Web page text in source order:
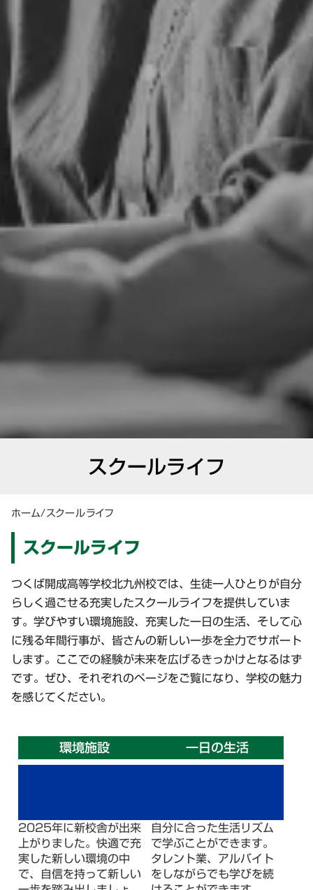
スクールライフ
ホーム/スクールライフ
スクールライフ
つくば開成高等学校北九州校では、生徒一人ひとりが自分
らしく過ごせる充実したスクールライフを提供していま
す。学びやすい環境施設、充実した一日の生活、そして心
に残る年間行事が、皆さんの新しい一歩を全力でサポート
します。ここでの経験が未来を広げるきっかけとなるはず
です。ぜひ、それぞれのページをご覧になり、学校の魅力
を感じてください。
環境施設
2025年に新校舎が出来
上がりました。快適で充
実した新しい環境の中
で、自信を持って新しい
一日の生活
自分に合った生活リズム
で学ぶことができます。
タレント業、アルバイト
をしながらでも学びを続